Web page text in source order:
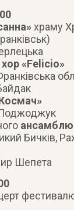
храму
хор «Felicio»
ансамблю
Бичків,
Шепета